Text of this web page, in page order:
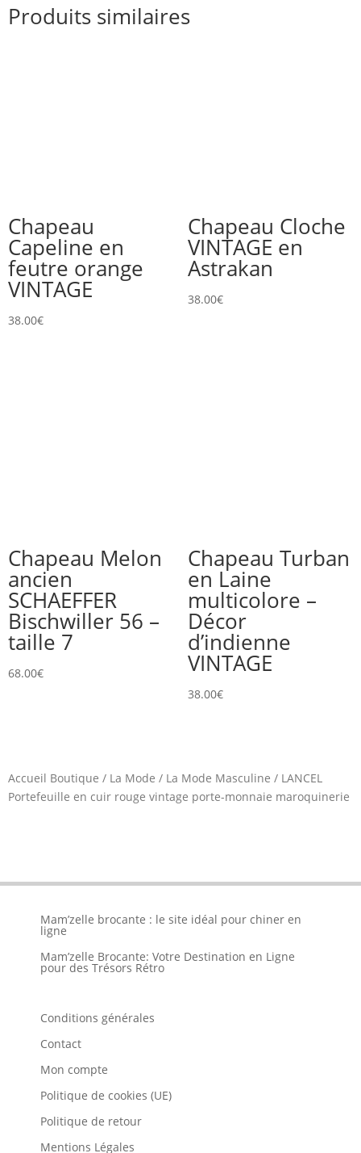
Produits similaires
Chapeau
Capeline en
feutre orange
VINTAGE
38.00€
Chapeau Cloche
VINTAGE en
Astrakan
38.00€
Chapeau Melon
ancien
SCHAEFFER
Bischwiller 56 –
taille 7
68.00€
Chapeau Turban
en Laine
multicolore –
Décor
d’indienne
VINTAGE
38.00€
Accueil Boutique / La Mode / La Mode Masculine / LANCEL
Portefeuille en cuir rouge vintage porte-monnaie maroquinerie
Mam’zelle brocante : le site idéal pour chiner en
ligne
Mam’zelle Brocante: Votre Destination en Ligne
pour des Trésors Rétro
Conditions générales
Contact
Mon compte
Politique de cookies (UE)
Politique de retour
Mentions Légales